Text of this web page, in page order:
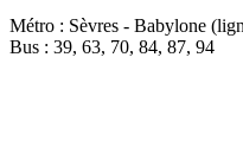
Métro : Sèvres - Babylone
Bus : 39, 63, 70, 84, 87, 94